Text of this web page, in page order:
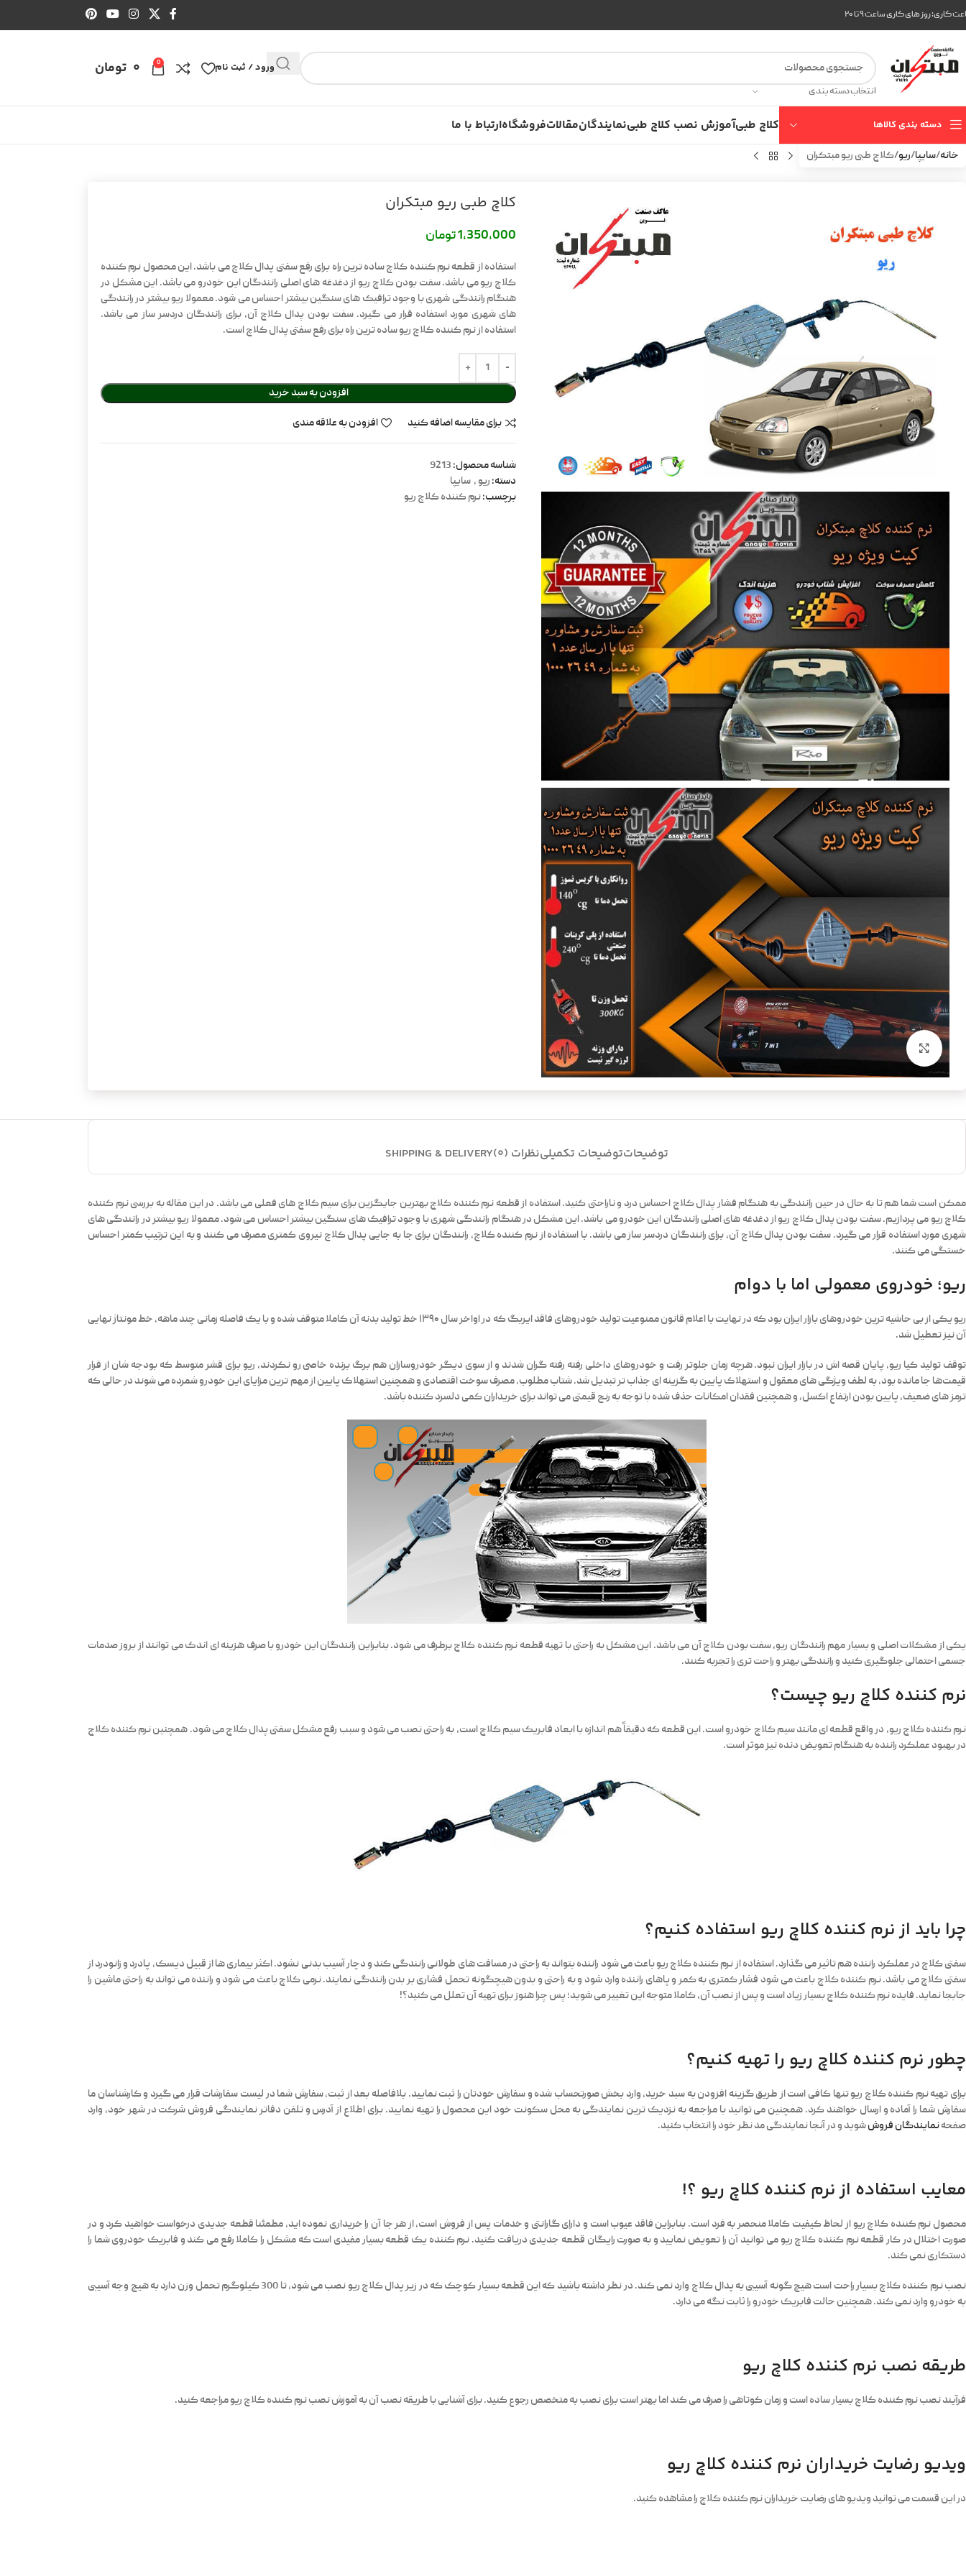
کاری: روز های کاری ساعت ۹ تا ۲۰
انتخاب دسته بندی
ورود / ثبت نام 0
0 تومان
دسته بندی کالاها کلاچ طبیآموزش نصب کلاچ طبینمایندگانمقالاتفروشگاهارتباط با ما
خانه سایپا ریو کلاچ طبی ریو مبتکران
بزرگنمایی تصویر
کلاچ طبی ریو مبتکران
1,350,000تومان
استفاده از قطعه نرم کننده کلاچ ساده ترین راه برای رفع سفتی پدال کلاچ می باشد. این محصول نرم کننده
کلاچ ریو می باشد. سفت بودن کلاچ ریو از دغدغه های اصلی رانندگان این خودرو می باشد. این مشکل در
هنگام رانندگی شهری با وجود ترافیک های سنگین بیشتر احساس می شود. معمولا ریو بیشتر در رانندگی
های شهری مورد استفاده قرار می گیرد. سفت بودن پدال کلاچ آن، برای رانندگان دردسر ساز می باشد.
استفاده از نرم کننده کلاچ ریو ساده ترین راه برای رفع سفتی پدال کلاچ است.
افزودن به سبد خرید
برای مقایسه اضافه کنید افزودن به علاقه مندی
شناسه محصول: 9213
دسته: ریو, سایپا
برچسب:نرم کننده کلاچ ریو
توضیحاتتوضیحات تکمیلینظرات (0) SHIPPING & DELIVERY
ممکن است شما هم تا به حال در حین رانندگی به هنگام فشار پدال کلاچ احساس درد و ناراحتی کنید. استفاده از قطعه نرم کننده کلاچ بهترین جایگزین برای سیم کلاچ های فعلی می باشد. در این مقاله به بررسی نرم کننده
کلاچ ریو می پردازیم. سفت بودن پدال کلاچ ریو از دغدغه های اصلی رانندگان این خودرو می باشد. این مشکل در هنگام رانندگی شهری با وجود ترافیک های سنگین بیشتر احساس می شود. معمولا ریو بیشتر در رانندگی های
شهری مورد استفاده قرار می گیرد. سفت بودن پدال کلاچ آن، برای رانندگان دردسر ساز می باشد. با استفاده از نرم کننده کلاچ، رانندگان برای جا به جایی پدال کلاچ نیروی کمتری مصرف می کنند و به این ترتیب کمتر احساس
خستگی می کنند.
ریو؛ خودروی معمولی اما با دوام
ریو یکی از بی حاشیه ترین خودروهای بازار ایران بود که در نهایت با اعلام قانون ممنوعیت تولید خودروهای فاقد ایربگ که در اواخر سال ۱۳۹۰ خط تولید بدنه آن کاملا متوقف شده و با یک فاصله زمانی چند ماهه، خط مونتاژ نهایی
آن نیز تعطیل شد.
توقف تولید کیا ریو، پایان قصه اش در بازار ایران نبود. هرچه زمان جلوتر رفت و خودروهای داخلی رفته رفته گران شدند و از سوی دیگر خودروسازان هم برگ برنده خاصی رو نکردند، ریو برای قشر متوسط که بودجه شان از فرار
قیمت‌ها جا مانده بود، به لطف ویژگی های معقول و استهلاک پایین به گزینه ای جذاب تر تبدیل شد. شتاب مطلوب، مصرف سوخت اقتصادی و همچنین استهلاک پایین از مهم ترین مزایای این خودرو شمرده می شوند در حالی که
ترمز های ضعیف، پایین بودن ارتفاع اکسل، و همچنین فقدان امکانات حذف شده با توجه به رنج قیمتی می تواند برای خریداران کمی دلسرد کننده باشد.
یکی از مشکلات اصلی و بسیار مهم رانندگان ریو، سفت بودن کلاچ آن می باشد. این مشکل به راحتی با تهیه قطعه نرم کننده کلاچ برطرف می شود. بنابراین رانندگان این خودرو با صرف هزینه ای اندک می توانند از بروز صدمات
جسمی احتمالی جلوگیری کنید و رانندگی بهتر و راحت تری را تجربه کنند.
نرم کننده کلاچ ریو چیست؟
نرم کننده کلاچ ریو، در واقع قطعه ای مانند سیم کلاچ خودرو است. این قطعه که دقیقاً هم اندازه با ابعاد فابریک سیم کلاچ است، به راحتی نصب می شود و سبب رفع مشکل سفتی پدال کلاچ می شود. همچنین نرم کننده کلاچ
در بهبود عملکرد راننده به هنگام تعویض دنده نیز موثر است.
چرا باید از نرم کننده کلاچ ریو استفاده کنیم؟
سفتی کلاچ در عملکرد راننده هم تاثیر می گذارد. استفاده از نرم کننده کلاچ ریو باعث می شود راننده بتواند به راحتی در مسافت های طولانی رانندگی کند و دچار آسیب بدنی نشود. اکثر بیماری ها از قبیل دیسک، پادرد و زانودرد از
سفتی کلاچ می باشد. نرم کننده کلاچ باعث می شود فشار کمتری به کمر و پاهای راننده وارد شود و به راحتی و بدون هیچگونه تحمل فشاری بر بدن رانندگی نمایند. نرمی کلاچ باعث می شود و راننده می تواند به راحتی ماشین را
جابجا نماید. فایده نرم کننده کلاچ بسیار زیاد است و پس از نصب آن، کاملا متوجه این تغییر می شوید؛ پس چرا هنوز برای تهیه آن تعلل می کنید؟!
چطور نرم کننده کلاچ ریو را تهیه کنیم؟
برای تهیه نرم کننده کلاچ ریو تنها کافی است از طریق گزینه افزودن به سبد خرید، وارد بخش صورتحساب شده و سفارش خودتان را ثبت نمایید. بلافاصله بعد از ثبت، سفارش شما در لیست سفارشات قرار می گیرد و کارشناسان ما
سفارش شما را آماده و ارسال خواهند کرد. همچنین می توانید با مراجعه به نزدیک ترین نمایندگی به محل سکونت خود این محصول را تهیه نمایید. برای اطلاع از آدرس و تلفن دفاتر نمایندگی فروش شرکت در شهر خود، وارد
صفحهنمایندگان فروششوید و در آنجا نمایندگی مد نظر خود را انتخاب کنید.
معایب استفاده از نرم کننده کلاچ ریو ؟!
محصول نرم کننده کلاچ ریو از لحاظ کیفیت کاملا منحصر به فرد است. بنابراین فاقد عیوب است و دارای گارانتی و خدمات پس از فروش است، از هر جا آن را خریداری نموده اید، مطمئنا قطعه جدیدی درخواست خواهید کرد و در
صورت اختلال در کار قطعه نرم کننده کلاچ ریو می توانید آن را تعویض نمایید و به صورت رایگان قطعه جدیدی دریافت کنید. نرم کننده یک قطعه بسیار مفیدی است که مشکل را کاملا رفع می کند و فابریک خودروی شما را
دستکاری نمی کند.
نصب نرم کننده کلاچ بسیار راحت است هیچ گونه آسیبی به پدال کلاچ وارد نمی کند. در نظر داشته باشید که این قطعه بسیار کوچک که در زیر پدال کلاچ ریو نصب می شود، تا 300 کیلوگرم تحمل وزن دارد به هیچ وجه آسیبی
به خودرو وارد نمی کند. همچنین حالت فابریک خودرو را ثابت نگه می دارد.
طریقه نصب نرم کننده کلاچ ریو
فرآیند نصب نرم کننده کلاچ بسیار ساده است و زمان کوتاهی را صرف می کند اما بهتر است برای نصب به متخصص رجوع کنید. برای آشنایی با طریقه نصب آن به آموزش نصب نرم کننده کلاچ ریو مراجعه کنید.
ویدیو رضایت خریداران نرم کننده کلاچ ریو
در این قسمت می توانید ویدیو های رضایت خریداران نرم کننده کلاچ را مشاهده کنید.